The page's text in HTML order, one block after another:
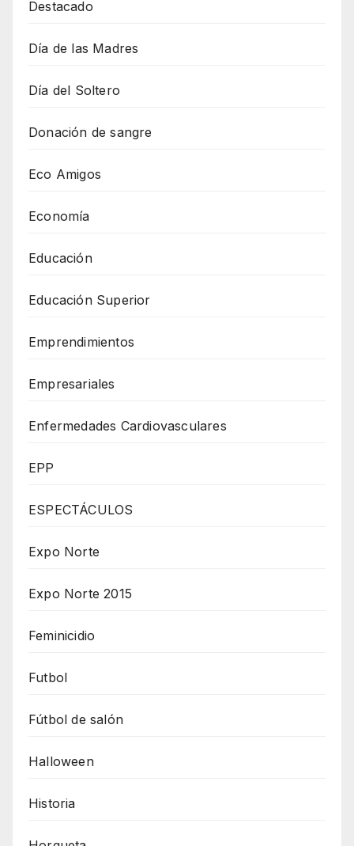
Destacado
Día de las Madres
Día del Soltero
Donación de sangre
Eco Amigos
Economía
Educación
Educación Superior
Emprendimientos
Empresariales
Enfermedades Cardiovasculares
EPP
ESPECTÁCULOS
Expo Norte
Expo Norte 2015
Feminicidio
Futbol
Fútbol de salón
Halloween
Historia